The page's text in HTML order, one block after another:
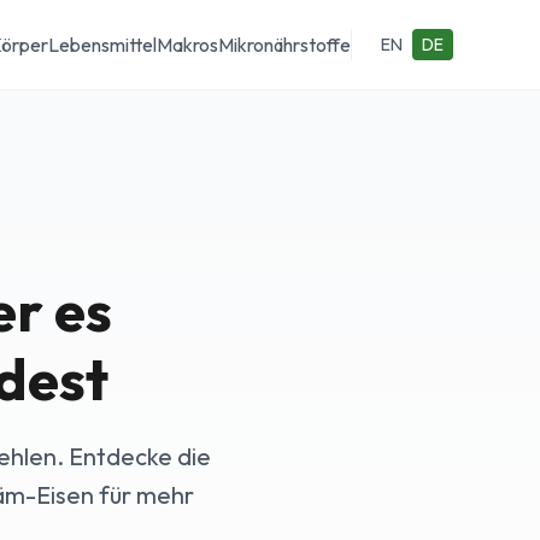
LebensmittelMakrosMikronährstoffe EN DE
es
Entdecke die
Eisen für mehr